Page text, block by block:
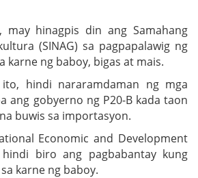
may hinagpis din ang Samahang
(SINAG) sa pagpapalawig ng
karne ng baboy, bigas at mais.
hindi nararamdaman ng mga
ang gobyerno ng P20-B kada taon
buwis sa importasyon.
Economic and Development
hindi biro ang pagbabantay kung
karne ng baboy.